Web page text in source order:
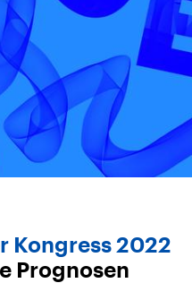
Kongress 2022
Prognosen